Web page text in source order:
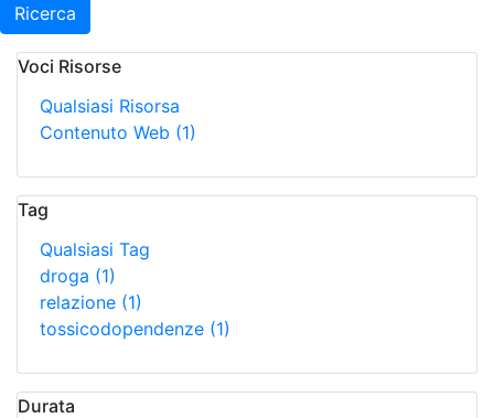
Ricerca
Voci Risorse
Qualsiasi Risorsa
Contenuto Web (1)
Tag
Qualsiasi Tag
droga (1)
relazione (1)
tossicodopendenze (1)
Durata